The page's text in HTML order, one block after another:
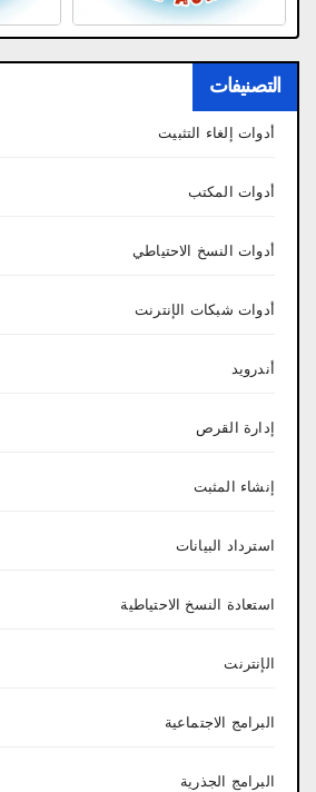
التصنيفات
أدوات إلغاء التثبيت
أدوات المكتب
أدوات النسخ الاحتياطي
أدوات شبكات الإنترنت
أندرويد
إدارة القرص
إنشاء المثبت
استرداد البيانات
استعادة النسخ الاحتياطية
الإنترنت
البرامج الاجتماعية
البرامج الجذرية